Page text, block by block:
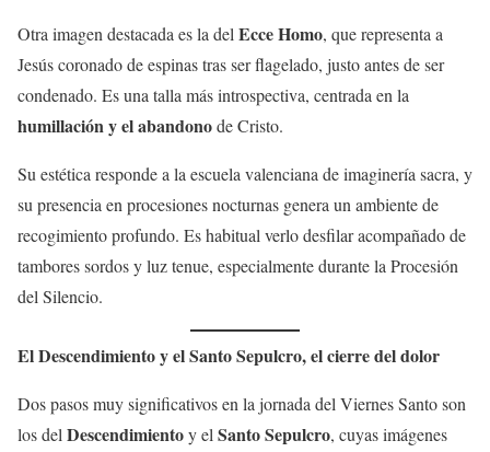
Otra imagen destacada es la del Ecce Homo, que representa a
Jesús coronado de espinas tras ser flagelado, justo antes de ser
condenado. Es una talla más introspectiva, centrada en la
humillación y el abandonode Cristo.
Su estética responde a la escuela valenciana de imaginería sacra, y
su presencia en procesiones nocturnas genera un ambiente de
recogimiento profundo. Es habitual verlo desfilar acompañado de
tambores sordos y luz tenue, especialmente durante la Procesión
del Silencio.
El Descendimiento y el Santo Sepulcro, el cierre del dolor
Dos pasos muy significativos en la jornada del Viernes Santo son
los del Descendimientoy el Santo Sepulcro, cuyas imágenes